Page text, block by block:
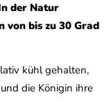
der Natur
von bis zu 30 Grad
kühl gehalten,
die Königin ihre